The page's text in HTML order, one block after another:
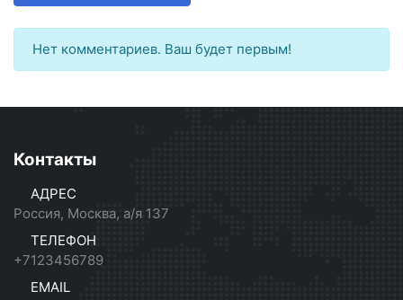
Нет комментариев. Ваш будет первым!
Контакты
АДРЕС
Россия, Москва, а/я 137
ТЕЛЕФОН
+7123456789
EMAIL